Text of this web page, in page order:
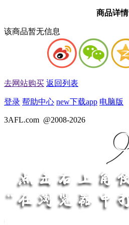
商品详情
该商品暂无信息
去网站购买 返回列表
登录 帮助中心 new下载app 电脑版
3AFL.com @2008-2026